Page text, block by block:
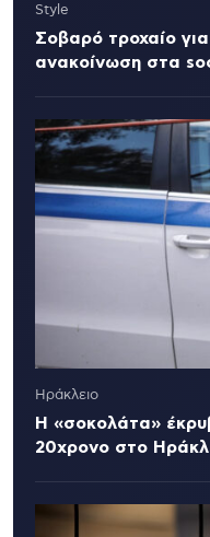
Style
Σοβαρό τροχαίο
ανακοίνωση στα
Ηράκλειο
Η «σοκολάτα»
20χρονο στο